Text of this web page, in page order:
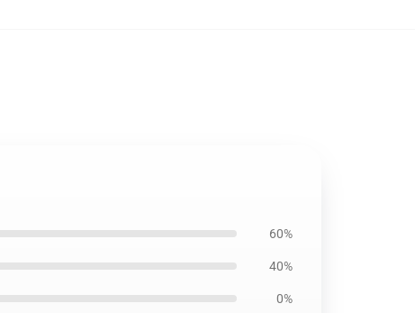
60%
40%
0%